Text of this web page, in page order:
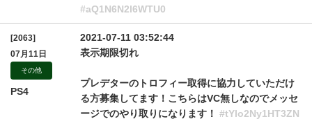
#aQ1N6N2l6WTU0
[2063]
07月11日
その他
PS4
2021-07-11 03:52:44
表示期限切れ
プレデターのトロフィー取得に協力していただけ
る方募集してます！こちらはVC無しなのでメッセ
ージでのやり取りになります！ #tYlo2Ny1HT3ZN